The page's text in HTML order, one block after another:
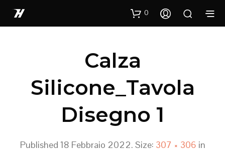
0
Calza
Silicone_Tavola
Disegno 1
Published 18 Febbraio 2022. Size: 307 × 306 in